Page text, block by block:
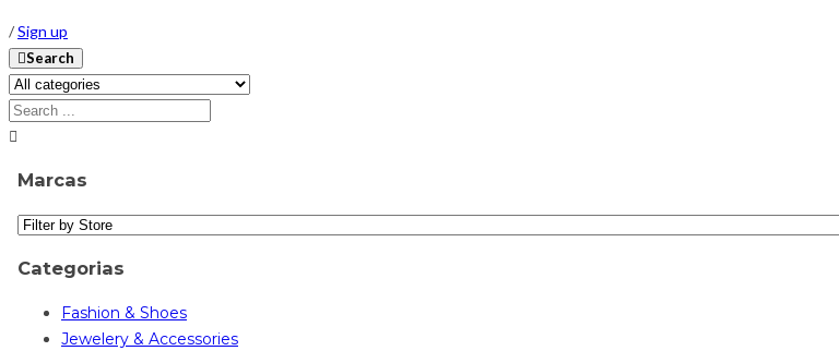
/Sign up
Search
Marcas
Categorias
Fashion & Shoes
Jewelery & Accessories